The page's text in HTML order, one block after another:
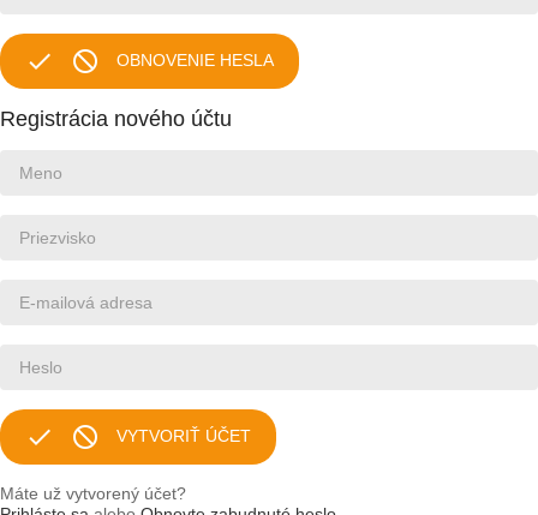
  OBNOVENIE HESLA
Registrácia nového účtu
  VYTVORIŤ ÚČET
Máte už vytvorený účet?